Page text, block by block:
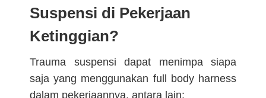
Suspensi di Pekerjaan
Ketinggian?
Trauma suspensi dapat menimpa siapa
saja yang menggunakan full body harness
dalam pekerjaannya, antara lain: